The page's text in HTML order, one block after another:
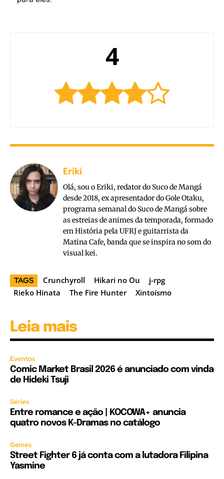
4
Eriki
Olá, sou o Eriki, redator do Suco de Mangá
desde 2018, ex apresentador do Gole Otaku,
programa semanal do Suco de Mangá sobre
as estreias de animes da temporada, formado
em História pela UFRJ e guitarrista da
Matina Cafe, banda que se inspira no som do
visual kei.
TAGS Crunchyroll Hikari no Ou
j-rpg
Rieko Hinata
The Fire Hunter Xintoísmo
Leia mais
Eventos
Comic Market Brasil 2026 é anunciado com vinda
de Hideki Tsuji
Séries
Entre romance e ação | KOCOWA+ anuncia
quatro novos K-Dramas no catálogo
Games
Street Fighter 6 já conta com a lutadora Filipina
Yasmine